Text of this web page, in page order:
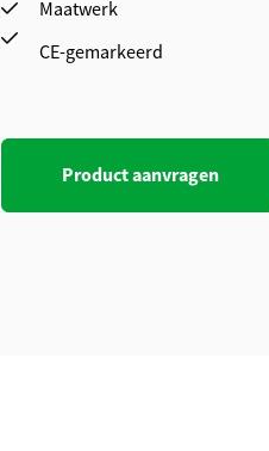
Maatwerk
CE-gemarkeerd
Product aanvragen